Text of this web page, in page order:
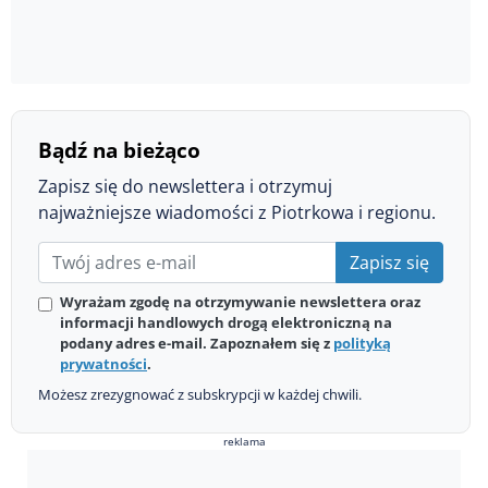
Bądź na bieżąco
Zapisz się do newslettera i otrzymuj
najważniejsze wiadomości z Piotrkowa i regionu.
Zapisz się
Wyrażam zgodę na otrzymywanie newslettera oraz
informacji handlowych drogą elektroniczną na
podany adres e-mail. Zapoznałem się z polityką
prywatności.
Możesz zrezygnować z subskrypcji w każdej chwili.
reklama